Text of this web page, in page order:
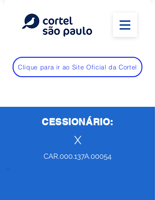
Clique para ir ao Site Oficial da Cortel
CESSIONÁRIO:
X
CAR.000.137A.00054